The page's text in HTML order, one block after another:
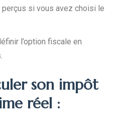
si vous avez choisi le
l’option fiscale en
son impôt
réel :